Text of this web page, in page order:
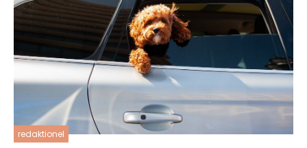
redaktionel